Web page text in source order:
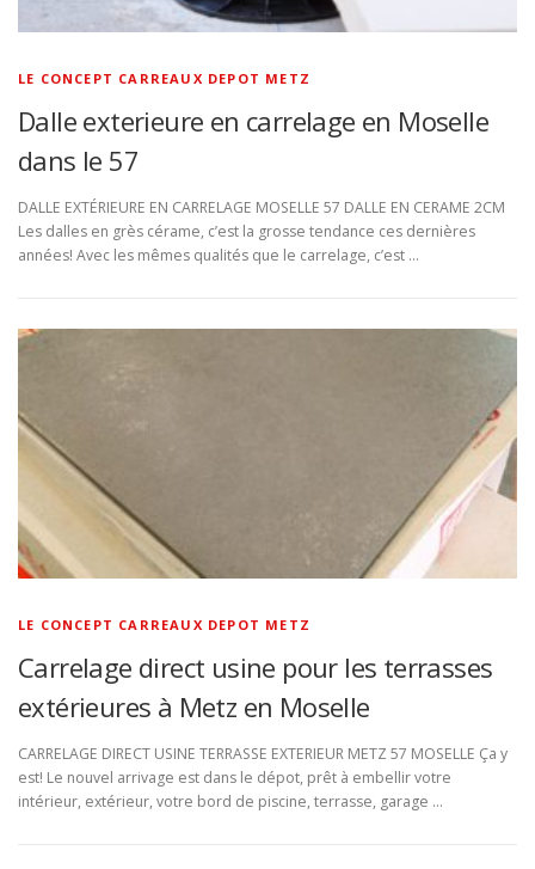
LE CONCEPT CARREAUX DEPOT METZ
Dalle exterieure en carrelage en Moselle
dans le 57
DALLE EXTÉRIEURE EN CARRELAGE MOSELLE 57 DALLE EN CERAME 2CM
Les dalles en grès cérame, c’est la grosse tendance ces dernières
années! Avec les mêmes qualités que le carrelage, c’est …
LE CONCEPT CARREAUX DEPOT METZ
Carrelage direct usine pour les terrasses
extérieures à Metz en Moselle
CARRELAGE DIRECT USINE TERRASSE EXTERIEUR METZ 57 MOSELLE Ça y
est! Le nouvel arrivage est dans le dépot, prêt à embellir votre
intérieur, extérieur, votre bord de piscine, terrasse, garage …